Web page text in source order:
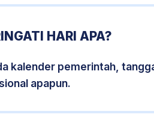
HARI APA?
kalender pemerintah,
apapun.